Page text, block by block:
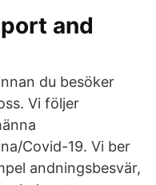
and
du besöker
Vi följer
Covid-19. Vi ber
andningsbesvär,